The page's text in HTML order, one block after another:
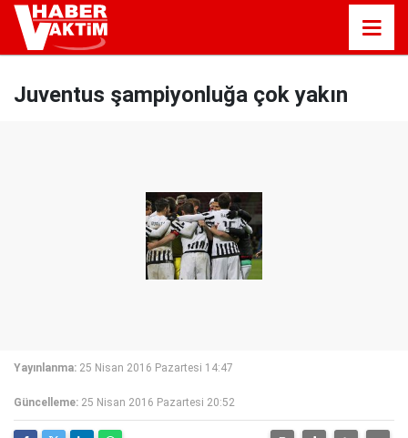
Juventus şampiyonluğa çok yakın
Yayınlanma: 25 Nisan 2016 Pazartesi 14:47
Güncelleme: 25 Nisan 2016 Pazartesi 20:52